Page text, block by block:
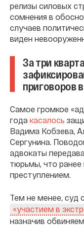
релизы силовых
сомнения в
случаев
виден
За три
приговоров
Самое громкое
года касалось
Вадима Кобзева,
Сергунина.
адвокаты
тюрьмы, что ранее
преступлением.
Тем не менее, суд
«участием в
назначив